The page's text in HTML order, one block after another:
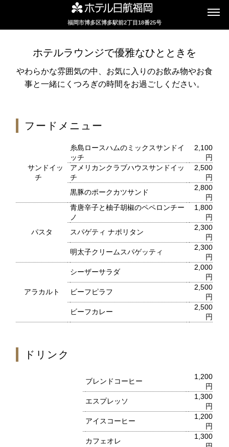
福岡市博多区博多駅前2丁目18番25号
ホテルラウンジで優雅なひとときを
やわらかな雰囲気の中、お気に入りのお飲み物やお食
事と一緒にくつろぎの時間をお過ごしください。
フードメニュー
サンドイッ
チ
糸島ロースハムのミックスサンドイ
ッチ
2,100
円
アメリカンクラブハウスサンドイッ
チ
2,500
円
黒豚のポークカツサンド
2,800
円
パスタ
青唐辛子と柚子胡椒のペペロンチー
ノ
1,800
円
スパゲティ ナポリタン
2,300
円
明太子クリームスパゲッティ
2,300
円
アラカルト
シーザーサラダ
2,000
円
ビーフピラフ
2,500
円
ビーフカレー
2,500
円
ドリンク
ブレンドコーヒー
1,200
円
エスプレッソ
1,300
円
アイスコーヒー
1,200
円
カフェオレ
1,300
ご予約を承っております
2F カフェレストラン
TEL 092-482-1161
レ・セレブリテ
お席のご予約
TEL 092-482-1163
お席のご予約
TEL 092-482-1164